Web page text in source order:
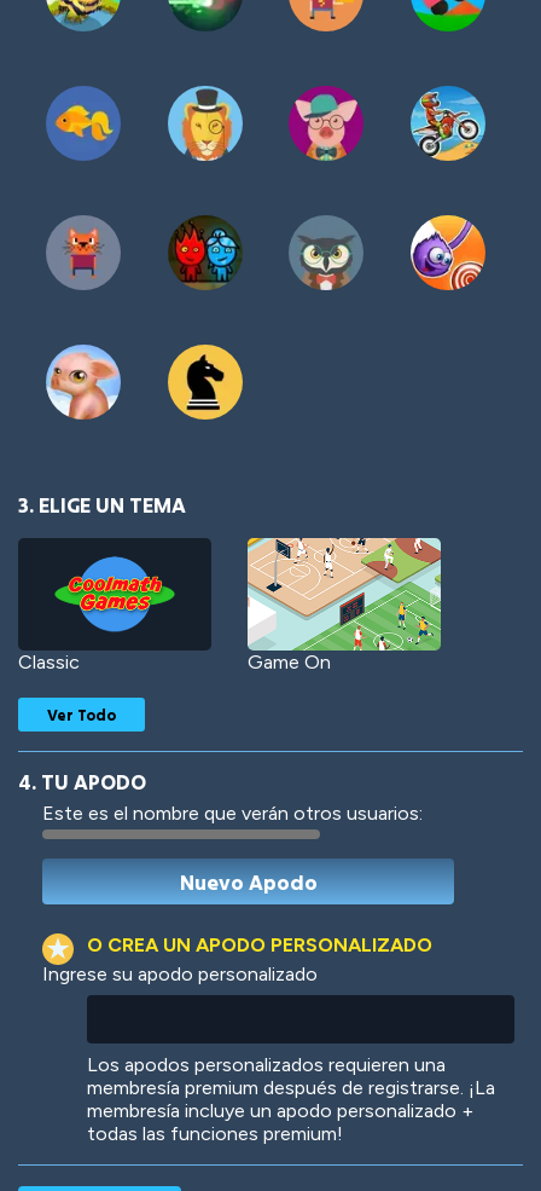
3. ELIGE UN TEMA
Classic Game On
Woof Jungle Cats
Ver Todo
4. TU APODO
Este es el nombre que verán otros usuarios:
O CREA UN APODO PERSONALIZADO
Ingrese su apodo personalizado
Los apodos personalizados requieren una
membresía premium después de registrarse. ¡La
membresía incluye un apodo personalizado +
todas las funciones premium!